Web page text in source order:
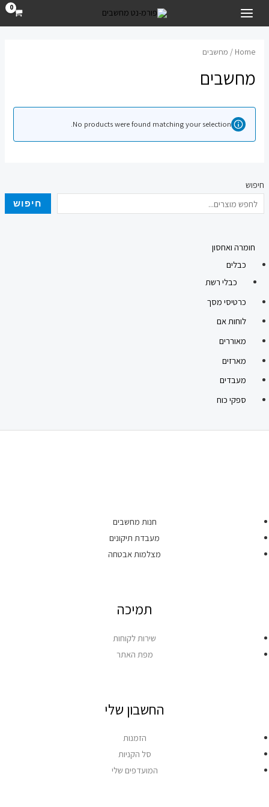
לתוכן
MAIN
חיפוש
חיפוש
חומרה ואחסון
כבלים
כבלי רשת
כרטיסי מסך
לוחות אם
מאוררים
מארזים
מעבדים
ספקי כוח
Home / מחשבים
מחשבים
No products were found matching your selection.
חנות מחשבים
מעבדת תיקונים
מצלמות אבטחה
תמיכה
שירות לקוחות
מפת האתר
החשבון שלי
הזמנות
סל הקניות
המועדפים שלי